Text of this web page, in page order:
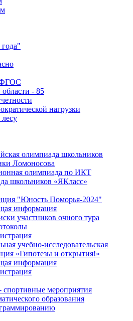
ФГОС
- 85
нагрузки
лесу
олимпиада школьников
Ломоносова
олимпиада по ИКТ
школьников «ЯКласс»
"Юность Поморья-2024"
информация
участников очного тура
учебно-исследовательская
«Гипотезы и открытия!»
информация
спортивные мероприятия
образования